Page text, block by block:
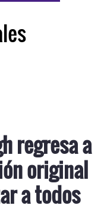
regresa a
original
a todos